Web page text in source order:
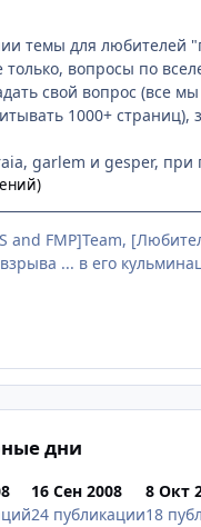
темы для любителей
вопросы по
свой вопрос (все мы
1000+
garlem и gesper, при
FMP]Team,
... в его
дни
16 Сен 2008
24 публикации
8 Окт
18